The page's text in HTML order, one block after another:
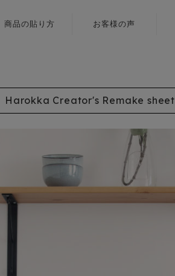
商品の貼り方
ふすま用
リメイクシール
リメイクシート
お客様の声
Harokka Creator's Remake sheet